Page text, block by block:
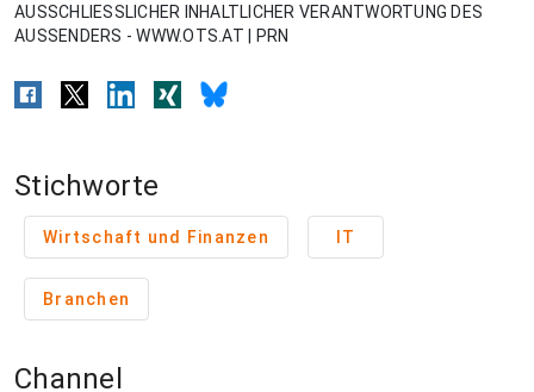
AUSSCHLIESSLICHER INHALTLICHER VERANTWORTUNG DES
AUSSENDERS - WWW.OTS.AT | PRN
Stichworte
Wirtschaft und Finanzen IT
Branchen
Channel